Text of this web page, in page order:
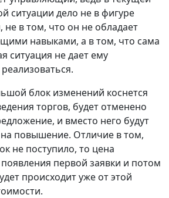
ситуации дело не в фигуре
не в том, что он не обладает
навыками, а в том, что сама
ситуация не дает ему
блок изменений коснется
торгов, будет отменено
и вместо него будут
на повышение. Отличие в том,
не поступило, то цена
первой заявки и потом
происходит уже от этой